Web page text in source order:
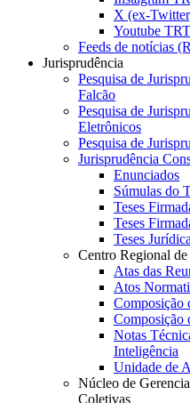
X (ex-
Youtube
Feeds de notícias
Jurisprudência
Pesquisa de
Falcão
Pesquisa de
Eletrônicos
Pesquisa de
Jurisprudência
Enunciados
Súmulas do
Teses
Teses
Teses
Centro Regional
Atas das
Atos
Composição
Composição
Notas
Inteligência
Unidade de
Núcleo de
Coletivas